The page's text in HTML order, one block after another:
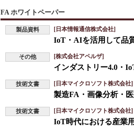
FA ホワイトペーパー
製品資料 [日本情報通信株式会社]
IoT・AIを活用して品
その他 [株式会社アペルザ]
インダストリー4.0・
技術文書 [日本マイクロソフト株式会社]
製造FA・画像分析・
技術文書 [日本マイクロソフト株式会社]
IoT時代における産業